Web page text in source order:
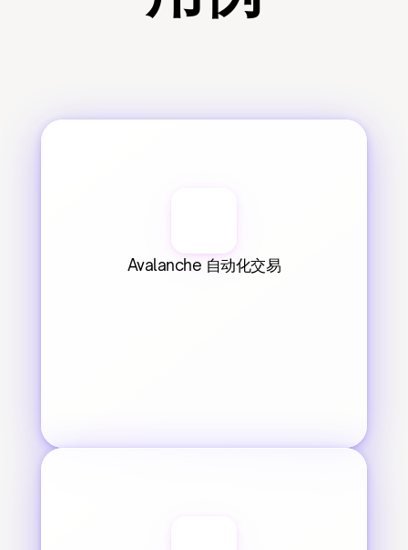
Avalanche 自动化交易